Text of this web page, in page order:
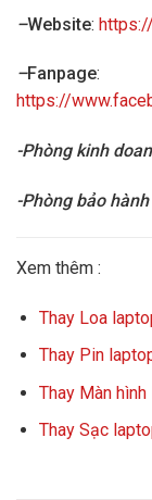
–Website:
–Fanpage:
https://
-Phòng kinh
-Phòng bảo hành
Xem thêm :
Thay Loa
Thay Pin
Thay Màn
Thay Sạc